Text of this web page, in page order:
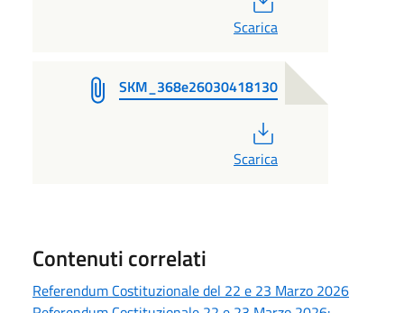
Scarica
SKM_368e26030418130
Scarica
Contenuti correlati
Referendum Costituzionale del 22 e 23 Marzo 2026